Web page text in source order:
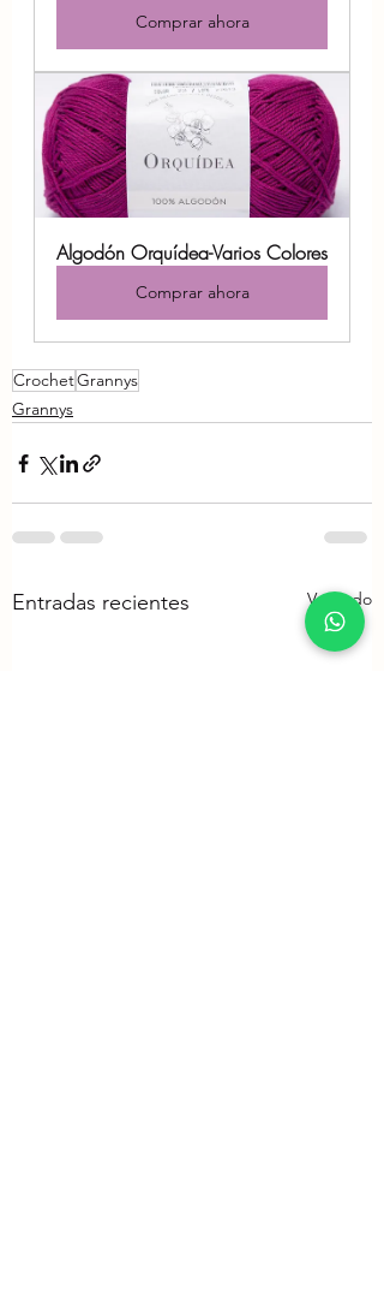
Comprar ahora
Algodón Orquídea-Varios Colores
Comprar ahora
CrochetGrannys
Grannys
Entradas recientes Ver todo